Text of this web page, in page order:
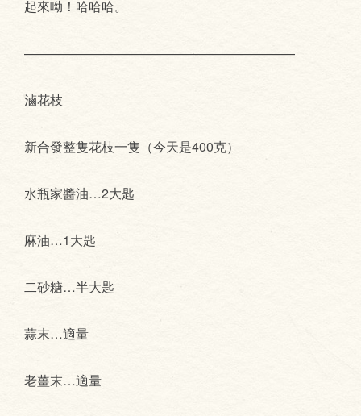
起來呦！哈哈哈。
—————————————————————
滷花枝
新合發整隻花枝一隻（今天是400克）
水瓶家醬油…2大匙
麻油…1大匙
二砂糖…半大匙
蒜末…適量
老薑末…適量